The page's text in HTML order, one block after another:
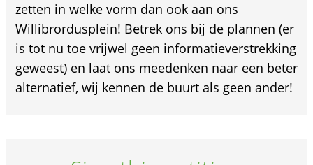
zetten in welke vorm dan ook aan ons
Willibrordusplein! Betrek ons bij de plannen (er
is tot nu toe vrijwel geen informatieverstrekking
geweest) en laat ons meedenken naar een beter
alternatief, wij kennen de buurt als geen ander!